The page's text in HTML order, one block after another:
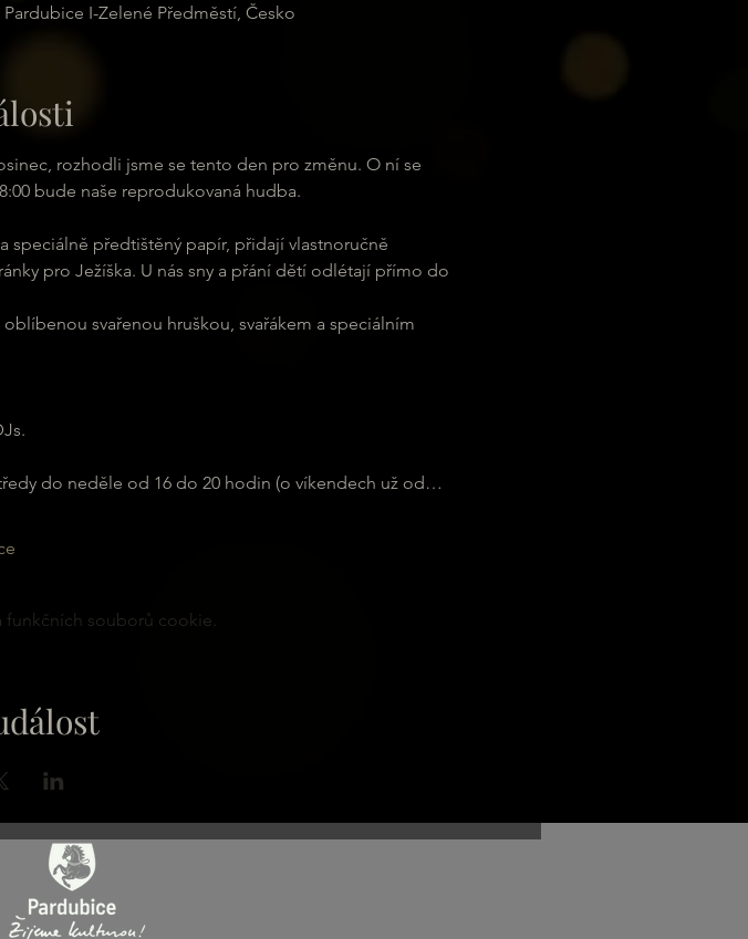
I-Zelené Předměstí, Česko
rozhodli jsme se tento den pro změnu. O ní se
bude naše reprodukovaná hudba.
speciálně předtištěný papír, přidají vlastnoručně
pro Ježíška. U nás sny a přání dětí odlétají přímo do
svařenou hruškou, svařákem a speciálním
do neděle od 16 do 20 hodin (o víkendech už od…
funkčních souborů cookie.